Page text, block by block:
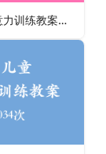
12岁儿童注意力训练教案第013次 共96次